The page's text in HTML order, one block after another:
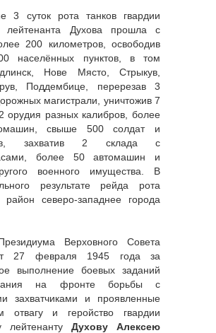
3 суток рота танков гвардии
лейтенанта Духова прошла с
200 километров, освободив
населённых пунктов, в том
Нове Място, Стрыкув,
Поддембице, перерезав 3
магистрали, уничтожив 7
орудия разных калибров, более
свыше 500 солдат и
захватив 2 склада с
более 50 автомашин и
военного имущества. В
результате рейда рота
северо-западнее города
Верховного Совета
27 февраля 1945 года за
выполнение боевых заданий
на фронте борьбы с
захватчиками и проявленные
отвагу и геройство гвардии
лейтенанту Духову Алексею